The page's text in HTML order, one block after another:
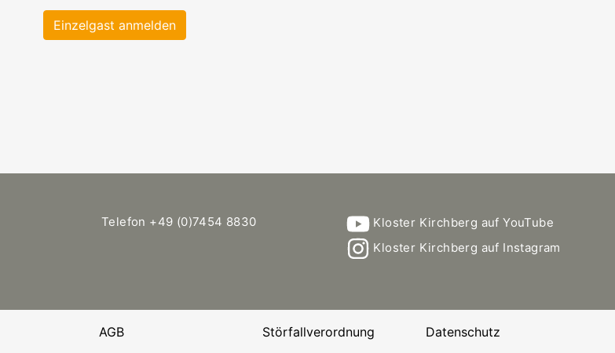
Einzelgast anmelden
Telefon +49 (0)7454 8830
Kloster Kirchberg auf YouTube
Kloster Kirchberg auf Instagram
AGB Störfallverordnung Datenschutz